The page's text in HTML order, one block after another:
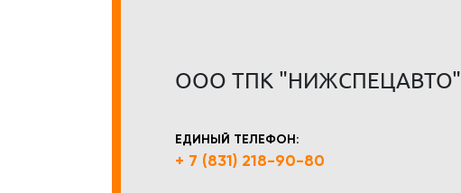
ООО ТПК "НИЖСПЕЦАВТО"
ЕДИНЫЙ ТЕЛЕФОН:
+ 7 (831) 218-90-80